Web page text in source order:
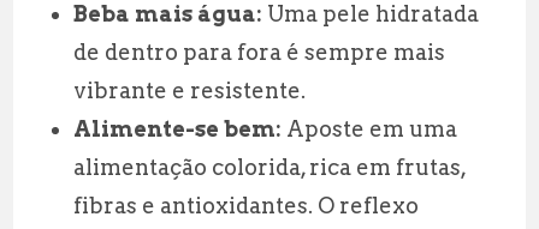
Beba mais água: Uma pele hidratada
de dentro para fora é sempre mais
vibrante e resistente.
Alimente-se bem: Aposte em uma
alimentação colorida, rica em frutas,
fibras e antioxidantes. O reflexo